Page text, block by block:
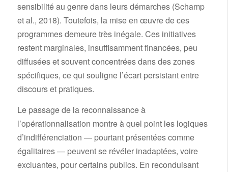
sensibilité au genre dans leurs démarches (Schamp
et al., 2018). Toutefois, la mise en œuvre de ces
programmes demeure très inégale. Ces initiatives
restent marginales, insuffisamment financées, peu
diffusées et souvent concentrées dans des zones
spécifiques, ce qui souligne l’écart persistant entre
discours et pratiques.
Le passage de la reconnaissance à
l’opérationnalisation montre à quel point les logiques
d’indifférenciation — pourtant présentées comme
égalitaires — peuvent se révéler inadaptées, voire
excluantes, pour certains publics. En reconduisant